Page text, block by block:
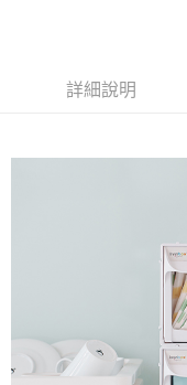
２．關於個人資料處理事
４．使用「AFTEE先享後
時審查核予不同之上限額
５．嚴禁一人註冊多個帳
恩沛科技股份有限公司將
每筆NT$65，滿
每筆NT$80，滿
詳細說明